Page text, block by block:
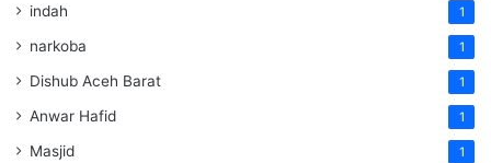
indah 1
narkoba 1
Dishub Aceh Barat 1
Anwar Hafid 1
Masjid 1